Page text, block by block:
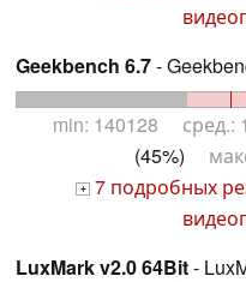
Geekbench 6.7-
min: 140128
(45%)
+ 7 подробных
LuxMark v2.0 64Bit-